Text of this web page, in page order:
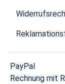
PayPal
Rechnung mit